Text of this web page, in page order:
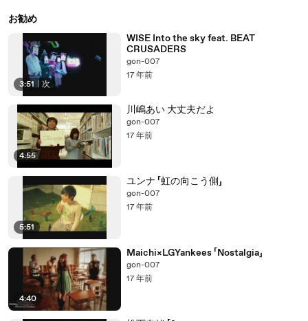
お勧め
3:51 次
WISE Into the sky feat. BEAT
CRUSADERS
gon-007
17 年前
4:55
川嶋あい 大丈夫だよ
gon-007
17 年前
5:51
ユンナ 「虹の向こう側」
gon-007
17 年前
4:40
Maichi×LGYankees 「Nostalgia」
gon-007
17 年前